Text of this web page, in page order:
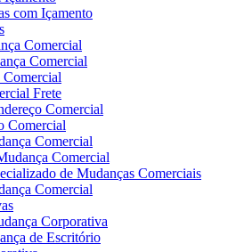
com Içamento
Comercial
Comercial
Comercial
Frete
Comercial
Comercial
Comercial
Comercial
de Mudanças Comerciais
Comercial
Corporativa
de Escritório